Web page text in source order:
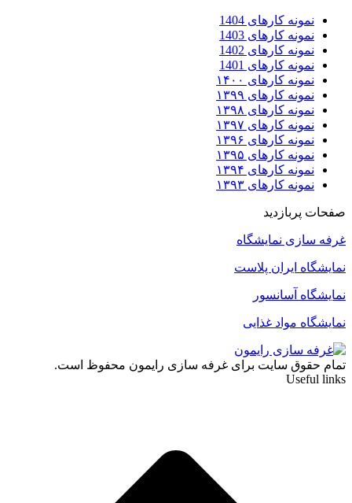
نمونه کارهای 1404
نمونه کارهای 1403
نمونه کارهای 1402
نمونه کارهای 1401
نمونه کارهای ۱۴۰۰
نمونه کارهای ۱۳۹۹
نمونه کارهای ۱۳۹۸
نمونه کارهای ۱۳۹۷
نمونه کارهای ۱۳۹۶
نمونه کارهای ۱۳۹۵
نمونه کارهای ۱۳۹۴
نمونه کارهای ۱۳۹۳
صفحات پربازدید
غرفه سازی نمایشگاه
نمایشگاه ایران پلاست
نمایشگاه آسانسور
نمایشگاه مواد غذایی
تمام حقوق سایت برای غرفه سازی رایمون محفوظ است.
Useful links